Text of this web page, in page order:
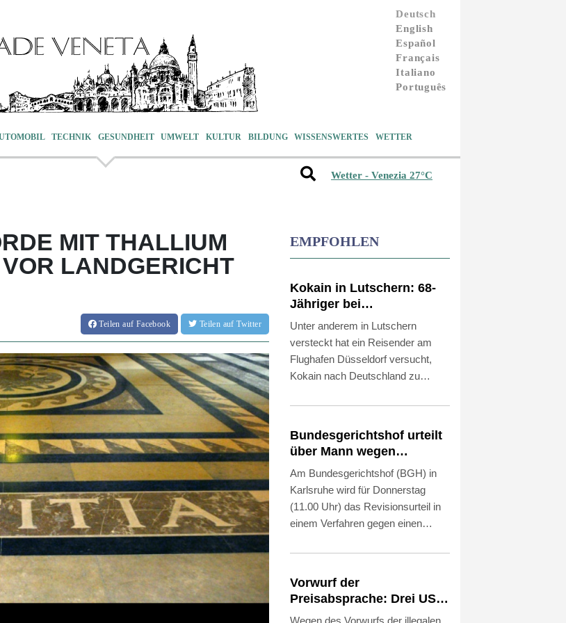
Deutsch
English
Español
Français
Italiano
Português
TECHNIK GESUNDHEIT UMWELT KULTUR BILDUNG WISSENSWERTES WETTER
Wetter - Venezia 27°C
MIT THALLIUM
LANDGERICHT
Teilenauf Facebook Teilen auf Twitter
EMPFOHLEN
Kokain in Lutschern: 68-
Jähriger bei
Schmuggelversuch in
Düsseldorf ertappt
Unter anderem in Lutschern
versteckt hat ein Reisender am
Flughafen Düsseldorf versucht,
Kokain nach Deutschland zu
befanden sich, getarnt durch rote
der Droge, wie das
Zollfahndungsamt Essen am
Donnerstag mitteilte. Weitere
sechs Kilo Kokain waren in
präparierten Schuhen,
Rucksäcken und Handtaschen
Bundesgerichtshof urteilt
über Mann wegen
Kriegsverbrechen in
syrischem Bürgerkrieg
Am Bundesgerichtshof (BGH) in
Karlsruhe wird für Donnerstag
(11.00 Uhr) das Revisionsurteil in
einem Verfahren gegen einen
Menschlichkeit und
Bürgerkrieg erwartet. Als Anführer
einer bewaffneten schiitischen Miliz
Vorwurf der
Preisabsprache: Drei US-
Produzenten müssen 53
Wegen des Vorwurfs der illegalen